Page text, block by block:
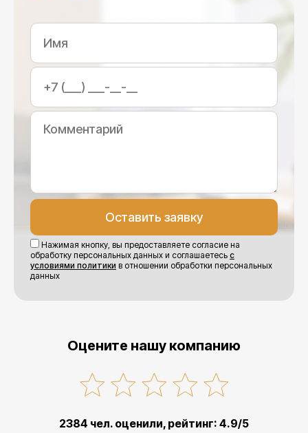
Нажимая кнопку, вы предоставляете согласие на
обработку персональных данных и соглашаетесь с
условиями политики в отношении обработки персональных
данных
Оцените нашу компанию
2384 чел. оценили, рейтинг: 4.9/5